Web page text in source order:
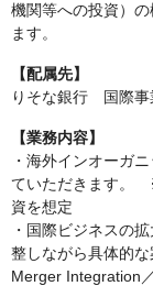
機関等への投資）
ます。
【配属先】
りそな銀行 国際事
【業務内容】
・海外インオーガ
ていただきます。
資を想定
・国際ビジネスの
整しながら具体的
Merger Integration